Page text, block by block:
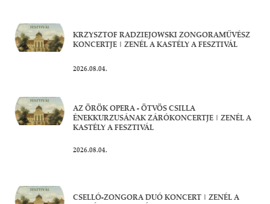
KRZYSZTOF RADZIEJOWSKI ZONGORAMŰVÉSZ
KONCERTJE | ZENÉL A KASTÉLY A FESZTIVÁL
2026.08.04.
AZ ÖRÖK OPERA - ÖTVÖS CSILLA
ÉNEKKURZUSÁNAK ZÁRÓKONCERTJE | ZENÉL A
KASTÉLY A FESZTIVÁL
2026.08.04.
CSELLÓ-ZONGORA DUÓ KONCERT | ZENÉL A